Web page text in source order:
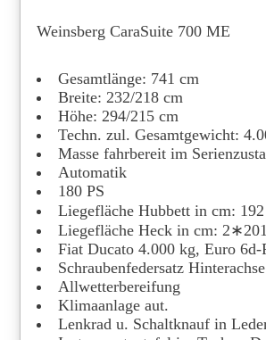
Weinsberg CaraSuite 700 ME
Gesamtlänge: 741 cm
Breite: 232/218 cm
Höhe: 294/215 cm
Techn. zul. Gesamtgewicht:
Masse fahrbereit im
Automatik
180 PS
Liegefläche Hubbett in cm:
Liegefläche Heck in cm:
Fiat Ducato 4.000 kg, Euro 6d-
Schraubenfedersatz Hinterachse
Allwetterbereifung
Klimaanlage aut.
Lenkrad u. Schaltknauf in